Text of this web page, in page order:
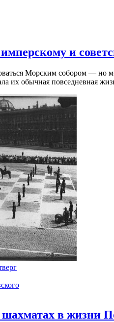
и
Морским собором — но
их обычная повседневная
в жизни